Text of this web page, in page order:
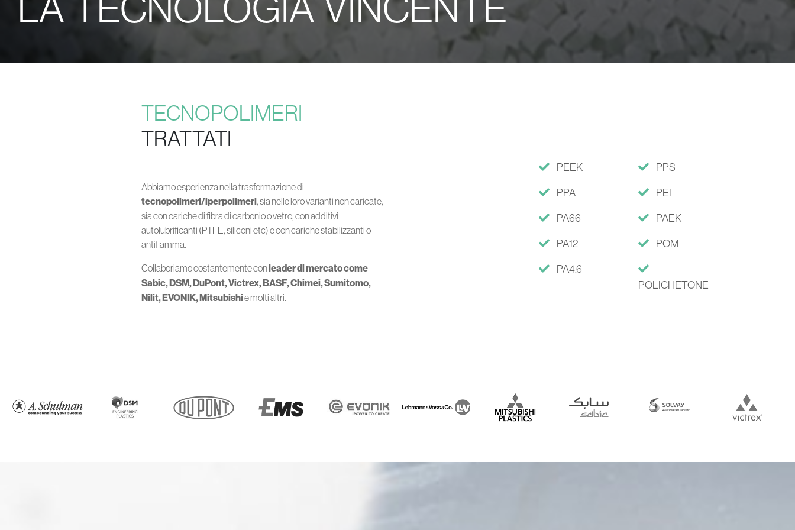
TECNOPOLIMERI
TRATTATI
Abbiamo esperienza nella trasformazione di
tecnopolimeri/iperpolimeri, sia nelle loro varianti non caricate,
sia con cariche di fibra di carbonio o vetro, con additivi
autolubrificanti (PTFE, siliconi etc) e con cariche stabilizzanti o
antifiamma.
Collaboriamo costantemente conleader di mercato come
Sabic, DSM, DuPont, Victrex, BASF, Chimei, Sumitomo,
Nilit, EVONIK, Mitsubishie molti altri.
PEEK PPS
PPA PEI
PA66 PAEK
PA12 POM
PA4.6
POLICHETONE